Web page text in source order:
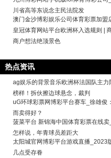
川省高等东说念主民法院发
澳门金沙博彩娱乐公司体育彩票加盟
皇冠体育网站平台欧洲杯入选规则 |
商户想法绝顶景色
热点资讯
ag娱乐的背景音乐欧洲杯法国队主
榜样！拆伙擦边球悬念，裁判
uG环球彩票网博彩平台赛车_徐雄俊
而卖得好？
菠菜平台 新锦海中国体育彩票在线
怎样说，年青球员差距大
太阳城官网博彩平台游戏直播_2023
几点受存眷